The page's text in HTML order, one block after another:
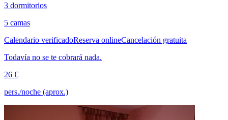
3 dormitorios
5 camas
Calendario verificadoReserva onlineCancelación gratuita
Todavía no se te cobrará nada.
26 €
pers./noche (aprox.)